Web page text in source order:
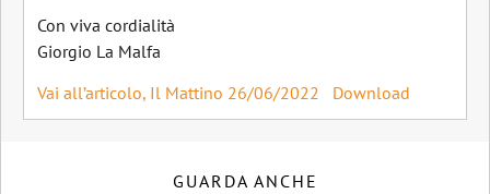
Con viva cordialità
Giorgio La Malfa
Vai all’articolo, Il Mattino 26/06/2022
Download
GUARDA ANCHE